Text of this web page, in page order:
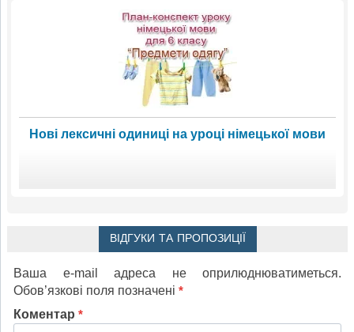
Нові лексичні одиниці на уроці німецької мови
ВІДГУКИ ТА ПРОПОЗИЦІЇ
Ваша e-mail адреса не оприлюднюватиметься.
Обов’язкові поля позначені *
Коментар *